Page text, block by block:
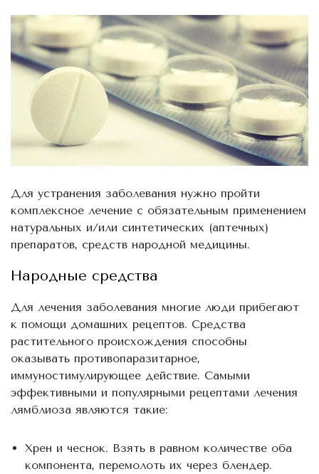
Для устранения заболевания нужно пройти
комплексное лечение с обязательным применением
натуральных и/или синтетических (аптечных)
препаратов, средств народной медицины.
Народные средства
Для лечения заболевания многие люди прибегают
к помощи домашних рецептов. Средства
растительного происхождения способны
оказывать противопаразитарное,
иммуностимулирующее действие. Самыми
эффективными и популярными рецептами лечения
лямблиоза являются такие:
Хрен и чеснок. Взять в равном количестве оба
компонента, перемолоть их через блендер.